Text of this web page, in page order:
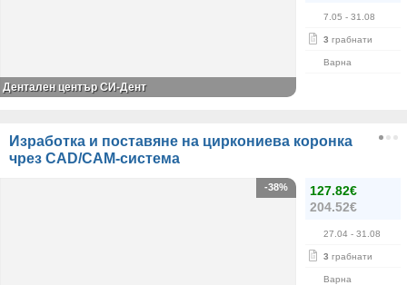
7.05 - 31.08
3 грабнати
Варна
Дентален център СИ-Дент
Изработка и поставяне на циркониева коронка
чрез CAD/CAM-система
127.82€
204.52€
27.04 - 31.08
3 грабнати
Варна
-38%